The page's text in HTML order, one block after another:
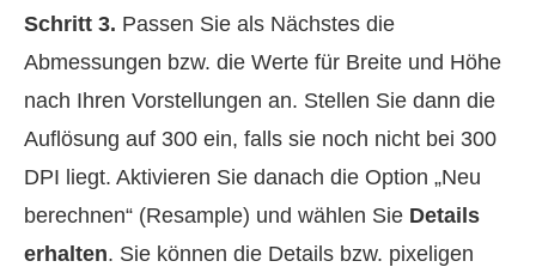
Schritt 3. Passen Sie als Nächstes die
Abmessungen bzw. die Werte für Breite und Höhe
nach Ihren Vorstellungen an. Stellen Sie dann die
Auflösung auf 300 ein, falls sie noch nicht bei 300
DPI liegt. Aktivieren Sie danach die Option „Neu
berechnen“ (Resample) und wählen Sie Details
erhalten. Sie können die Details bzw. pixeligen